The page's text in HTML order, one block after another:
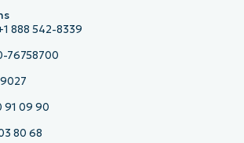
888 542-8339
76758700
91 09 90
80 68